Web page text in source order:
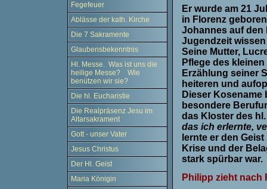
Fegefeuer
Ablässe der kath. Kirche
Die 7 Sakramente
Glaubensbekenntnis
Hl. Messe. Was ist uns die
heilige Messe? Wie
benützen wir sie?
Die hl. Eucharistie
Die Realpräsenz Jesu im
Altarsakrament
Gott - unser Vater
Jesus Christus
Der Hl. Geist
Maria Königin
Er wurde am 21
in Florenz
Johannes auf den
Jugendzeit
Seine Mutter,
Pflege des
Erzählung seiner
heiteren und
Dieser Kosename
besondere
das Kloster des
das ich erlernte,
lernte er den
Krise und der
stark spürbar war.
Philipp zieht nach